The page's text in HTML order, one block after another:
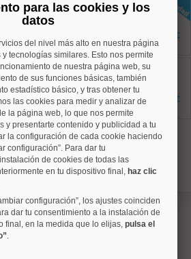
50004827
baños
1.450 €
Lineal, Costillares
50004752
120 m²
dormitorios
baños
2.100 €
1
para las cookies y los
datos
del nivel más alto en nuestra página
tecnologías similares. Esto nos permite
de nuestra página web, su
de sus funciones básicas, también
estadístico básico, y tras obtener tu
las cookies para medir y analizar de
la página web, lo que nos permite
y presentarte contenido y publicidad a tu
la configuración de cada cookie haciendo
configuración”. Para dar tu
de cookies de todas las
en tu dispositivo final, haz clic
configuración”, los ajustes coinciden
dar tu consentimiento a la instalación de
final, en la medida que lo elijas, pulsa el
.